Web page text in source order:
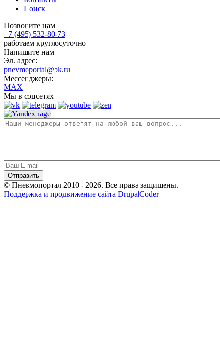
Поиск
Позвоните нам
+7 (495) 532-80-73
работаем круглосуточно
Напишите нам
Эл. адрес:
pnevmoportal@bk.ru
Мессенджеры:
MAX
Мы в соцсетях
© Пневмопортал 2010 - 2026. Все права защищены.
Поддержка и продвижение сайта DrupalCoder